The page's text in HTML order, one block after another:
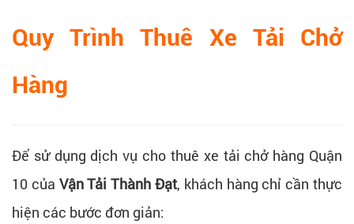
Quy Trình Thuê Xe Tải Chở
Hàng
Để sử dụng dịch vụ cho thuê xe tải chở hàng Quận
10 của Vận Tải Thành Đạt, khách hàng chỉ cần thực
hiện các bước đơn giản: